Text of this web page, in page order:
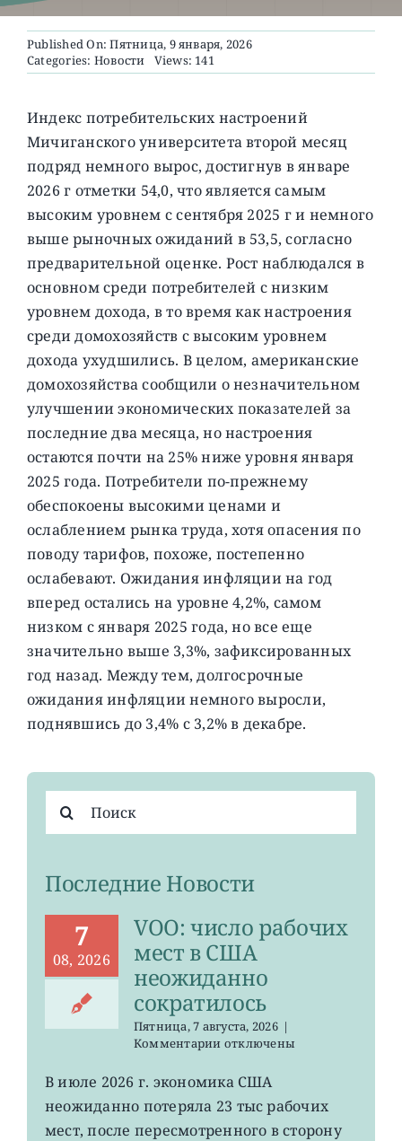
О ПРОЕКТЕ
Published On: Пятница, 9 января, 2026
Categories: Новости Views: 141
Индекс потребительских настроений
Мичиганского университета второй месяц
подряд немного вырос, достигнув в январе
2026 г отметки 54,0, что является самым
высоким уровнем с сентября 2025 г и немного
выше рыночных ожиданий в 53,5, согласно
предварительной оценке. Рост наблюдался в
основном среди потребителей с низким
уровнем дохода, в то время как настроения
среди домохозяйств с высоким уровнем
дохода ухудшились. В целом, американские
домохозяйства сообщили о незначительном
улучшении экономических показателей за
последние два месяца, но настроения
остаются почти на 25% ниже уровня января
2025 года. Потребители по-прежнему
обеспокоены высокими ценами и
ослаблением рынка труда, хотя опасения по
поводу тарифов, похоже, постепенно
ослабевают. Ожидания инфляции на год
вперед остались на уровне 4,2%, самом
низком с января 2025 года, но все еще
значительно выше 3,3%, зафиксированных
год назад. Между тем, долгосрочные
ожидания инфляции немного выросли,
поднявшись до 3,4% с 3,2% в декабре.
поиска:
Последние Новости
7
08, 2026
VOO: число рабочих
мест в США
неожиданно
сократилось
Пятница, 7 августа, 2026 |
Комментариик
VOO:
рабочих
мест
отключены
В июле 2026 г. экономика США
неожиданно потеряла 23 тыс рабочих
мест, после пересмотренного в сторону